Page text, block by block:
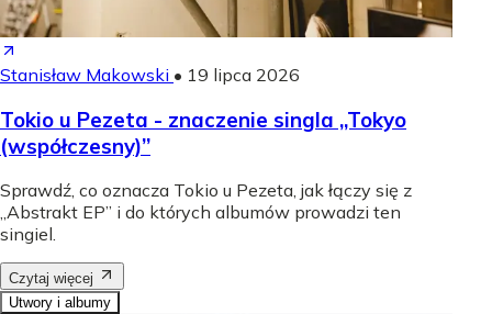
Stanisław Makowski • 19 lipca 2026
Tokio u Pezeta - znaczenie singla „Tokyo
(współczesny)”
Sprawdź, co oznacza Tokio u Pezeta, jak łączy się z
„Abstrakt EP” i do których albumów prowadzi ten
singiel.
Czytaj więcej
Utwory i albumy